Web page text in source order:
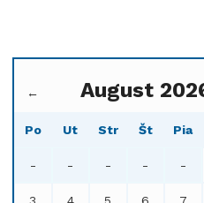
← August
Po Ut Str Št Pia
- - - - -
3 4 5 6 7